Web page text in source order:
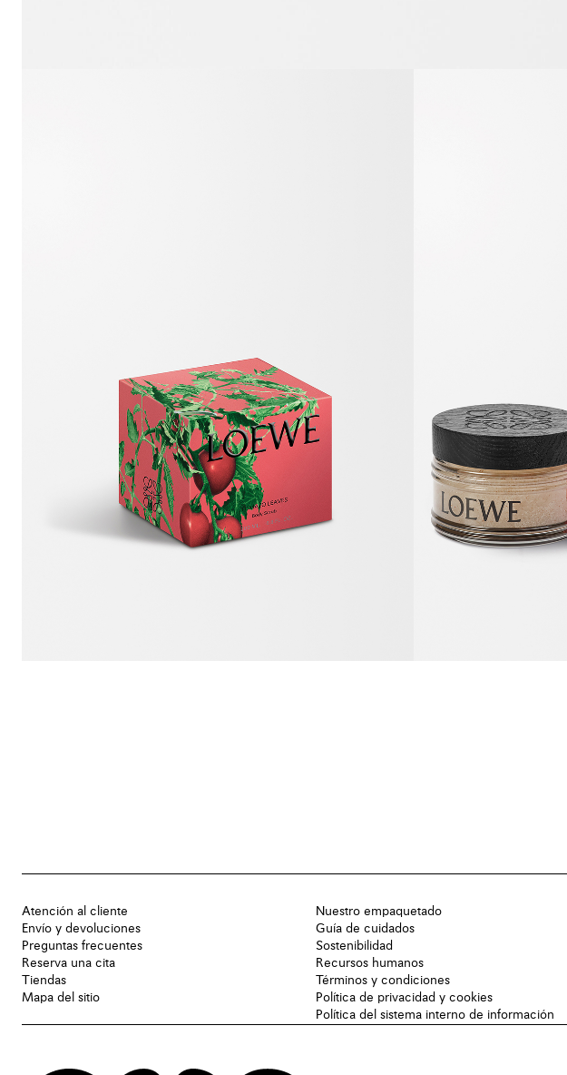
Atención al cliente
Envío y devoluciones
Preguntas frecuentes
Reserva una cita
Tiendas
Mapa del sitio
Nuestro empaquetado
Guía de cuidados
Sostenibilidad
Recursos humanos
Términos y condiciones
Política de privacidad y cookies
Política del sistema interno de información